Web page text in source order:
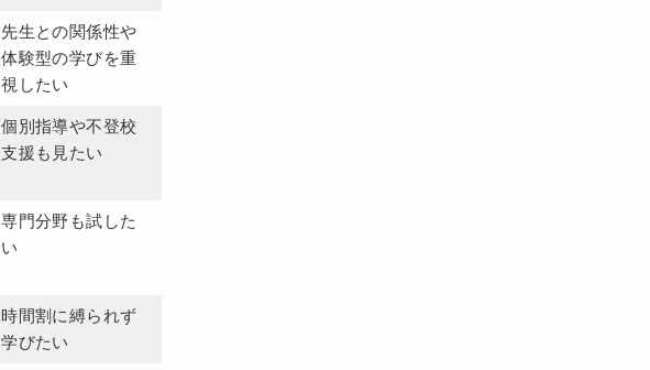
先生との関係性や
体験型の学びを重
視したい
個別指導や不登校
支援も見たい
専門分野も試した
い
時間割に縛られず
学びたい